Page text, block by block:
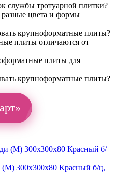
службы тротуарной плитки?
цвета и формы
крупноформатные плиты?
плиты отличаются от
плиты для
крупноформатные плиты?
300х300х80 Красный б/ц,